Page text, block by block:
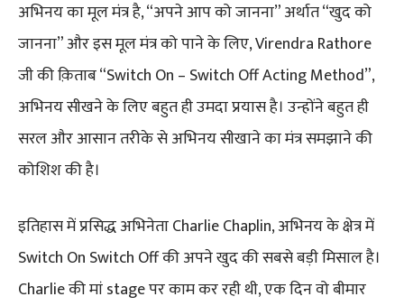
अभिनय का मूल मंत्र है, “अपने आप को जानना” अर्थात “खुद को
जानना” और इस मूल मंत्र को पाने के लिए, Virendra Rathore
जी की क़िताब “Switch On – Switch Off Acting Method”,
अभिनय सीखने के लिए बहुत ही उमदा प्रयास है। उन्होंने बहुत ही
सरल और आसान तरीके से अभिनय सीखाने का मंत्र समझाने की
कोशिश की है।
इतिहास में प्रसिद्ध अभिनेता Charlie Chaplin, अभिनय के क्षेत्र में
Switch On Switch Off की अपने खुद की सबसे बड़ी मिसाल है।
Charlie की मां stage पर काम कर रही थी, एक दिन वो बीमार